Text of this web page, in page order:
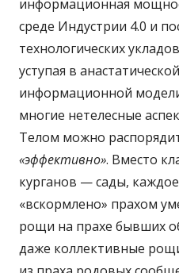
информационная
среде Индустрии 4.0 и
технологических
уступая в
информационной
многие нетелесные
Телом можно
«эффективно». Вместо
курганов — сады,
«вскормлено» прахом
рощи на прахе бывших
даже коллективные